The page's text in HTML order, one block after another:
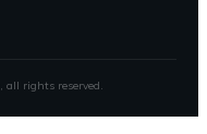
, all rights reserved.